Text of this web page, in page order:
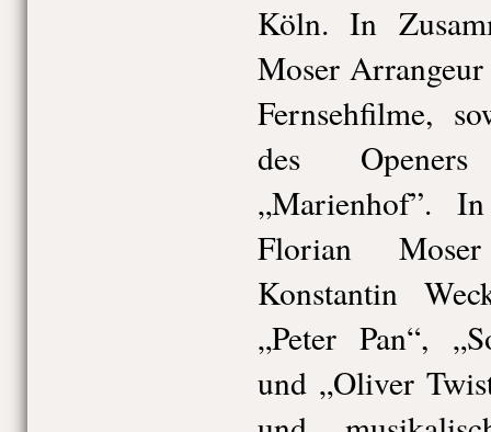
Köln. In
Moser
Fernsehfilme,
des
„Marienhof”.
Florian
Konstantin
„Peter Pan“,
und „Oliver